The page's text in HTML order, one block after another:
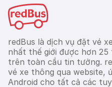
redBus là dịch vụ đặt vé
nhất thế giới được hơn 25
trên toàn cầu tin tưởng.
vé xe thông qua website,
Android cho tất cả các